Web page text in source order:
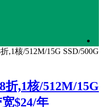
,1核/512M/15G SSD/500G
,1核/512M/15G
$24/年